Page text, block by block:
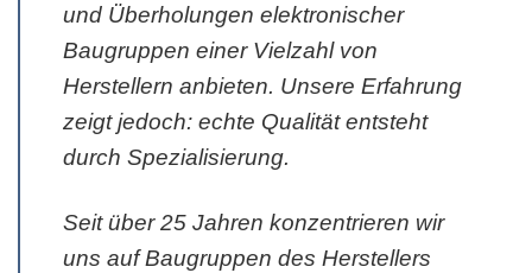
und Überholungen elektronischer
Baugruppen einer Vielzahl von
Herstellern anbieten. Unsere Erfahrung
zeigt jedoch: echte Qualität entsteht
durch Spezialisierung.
Seit über 25 Jahren konzentrieren wir
uns auf Baugruppen des Herstellers